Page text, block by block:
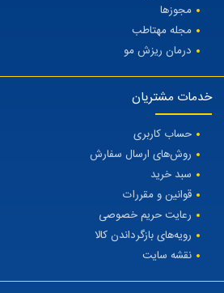
مجوزها
مجله مهتاطب
درمان ریزش مو
خدمات مشتریان
حساب کاربری
روش‌های ارسال سفارش
سبد خرید
قوانین و مقررات
رعایت حریم خصوصی
رویه‌های بازگرداندن کالا
نقشه سایت